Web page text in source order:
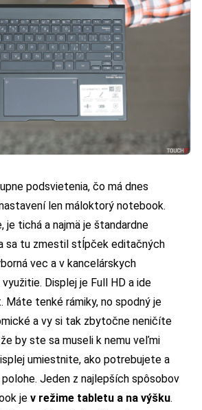
podsvietenia, čo má dnes
len máloktorý notebook.
je tichá a najmä je štandardne
sa tu zmestil stĺpček editačných
vec a v kancelárskych
Displej je Full HD a ide
Máte tenké rámiky, no spodný je
a vy si tak zbytočne neničíte
by ste sa museli k nemu veľmi
umiestnite, ako potrebujete a
Jeden z najlepších spôsobov
je v režime tabletu a na výšku.